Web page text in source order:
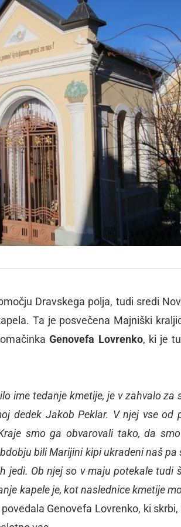
Dravskega polja, tudi sredi
Ta je posvečena Majniški
Genovefa Lovrenko, ki je
ime tedanje kmetije, je v zahvalo
dedek Jakob Peklar. V njej vse od
smo ga obvarovali tako, da
bili Marijini kipi ukradeni naš
jedi. Ob njej so v maju potekale tudi
kapele je, kot naslednice kmetije
povedala Genovefa Lovrenko, ki